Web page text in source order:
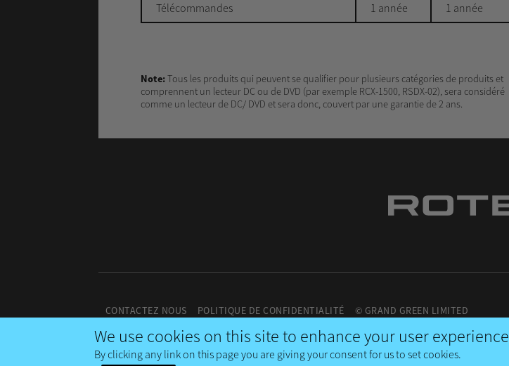
Télécommandes 1 année 1 année
Note:Tous les produits qui peuvent se qualifier pour plusieurs catégories de produits et
comprennent un lecteur DC ou de DVD (par exemple RCX-1500, RSDX-02), sera considéré
comme un lecteur de DC/ DVD et sera donc, couvert par une garantie de 2 ans.
CONTACTEZ NOUS POLITIQUE DE CONFIDENTIALITÉ © GRAND GREEN LIMITED
We use cookies on this site to enhance your user experience
By clicking any link on this page you are giving your consent for us to set cookies.